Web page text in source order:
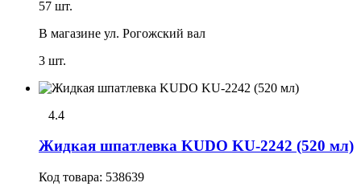
57 шт.
В магазине ул. Рогожский вал
3 шт.
4.4
Жидкая шпатлевка KUDO KU-2242 (520 мл)
Код товара: 538639